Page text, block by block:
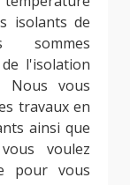
isolants de
sommes
l'isolation
Nous vous
travaux en
ainsi que
voulez
pour vous